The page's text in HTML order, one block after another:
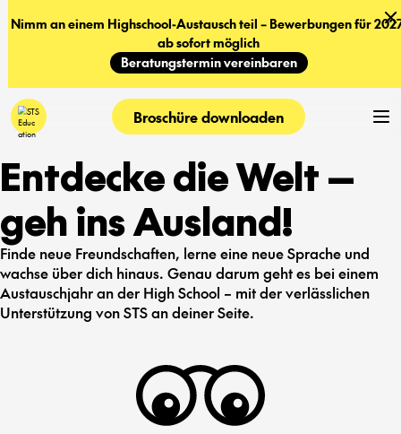
Nimm an einem Highschool-Austausch teil – Bewerbungen für
ab sofort möglich
Beratungstermin vereinbaren
Broschüre downloaden
Entdecke die Welt —
geh ins Ausland!
Finde neue Freundschaften, lerne eine neue Sprache und
wachse über dich hinaus. Genau darum geht es bei einem
Austauschjahr an der High School – mit der verlässlichen
Unterstützung von STS an deiner Seite.